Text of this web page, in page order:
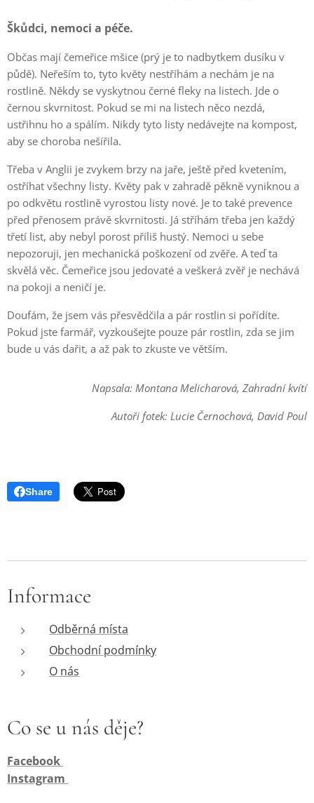
Škůdci, nemoci a péče.
Občas mají čemeřice mšice (prý je to nadbytkem dusíku v
půdě). Neřeším to, tyto květy nestříhám a nechám je na
rostlině. Někdy se vyskytnou černé fleky na listech. Jde o
černou skvrnitost. Pokud se mi na listech něco nezdá,
ustřihnu ho a spálím. Nikdy tyto listy nedávejte na kompost,
aby se choroba nešířila.
Třeba v Anglii je zvykem brzy na jaře, ještě před kvetením,
ostříhat všechny listy. Květy pak v zahradě pěkně vyniknou a
po odkvětu rostlině vyrostou listy nové. Je to také prevence
před přenosem právě skvrnitosti. Já stříhám třeba jen každý
třetí list, aby nebyl porost příliš hustý. Nemoci u sebe
nepozoruji, jen mechanická poškození od zvěře. A teď ta
skvělá věc. Čemeřice jsou jedovaté a veškerá zvěř je nechává
na pokoji a neničí je.
Doufám, že jsem vás přesvědčila a pár rostlin si pořídíte.
Pokud jste farmář, vyzkoušejte pouze pár rostlin, zda se jim
bude u vás dařit, a až pak to zkuste ve větším.
Napsala: Montana Melicharová, Zahradní kvítí
Autoři fotek: Lucie Černochová, David Poul
Share
Informace
Odběrná místa
Obchodní podmínky
O nás
Co se u nás děje?
Facebook
Instagram